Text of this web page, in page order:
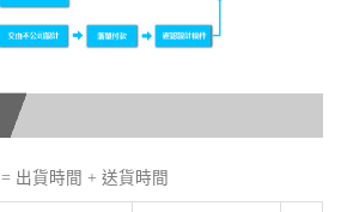
出貨時間 + 送貨時間